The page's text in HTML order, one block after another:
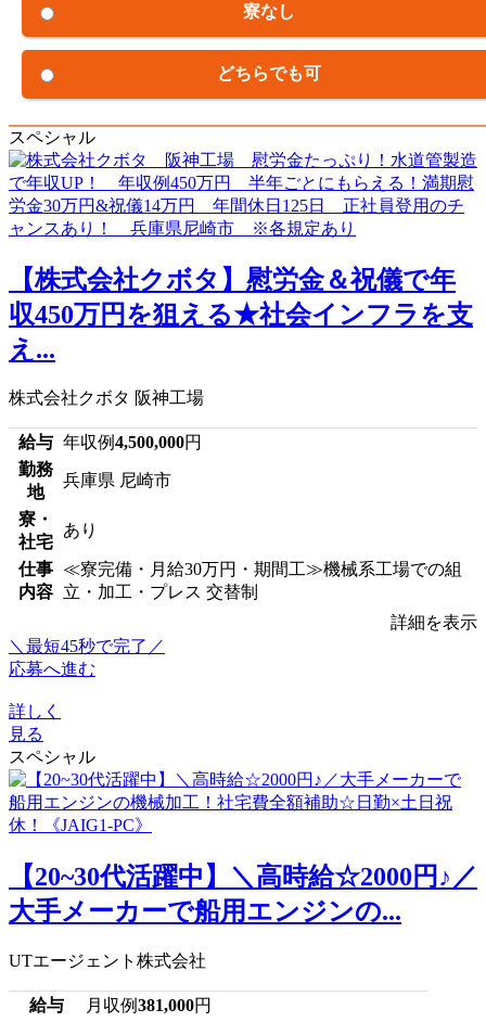
寮なし
どちらでも可
スペシャル
【株式会社クボタ】慰労金＆祝儀で年
収450万円を狙える★社会インフラを支
え...
株式会社クボタ 阪神工場
給与 年収例4,500,000円
勤務
地
兵庫県 尼崎市
寮・
社宅
あり
仕事
内容
≪寮完備・月給30万円・期間工≫機械系工場での組
立・加工・プレス 交替制
詳細を表示
＼最短45秒で完了／
応募へ進む
詳しく
見る
スペシャル
【20~30代活躍中】＼高時給☆2000円♪／
大手メーカーで船用エンジンの...
UTエージェント株式会社
給与 月収例381,000円